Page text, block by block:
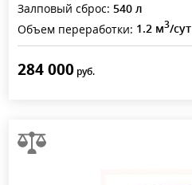
Залповый сброс: 540 л
Объем переработки: 1.2 м3/сут
284 000руб.